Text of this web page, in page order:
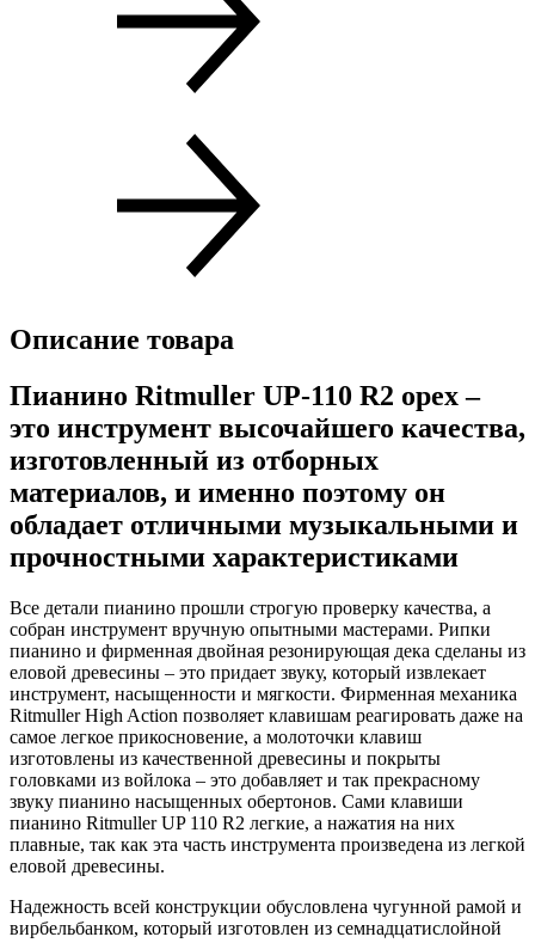
Описание товара
Пианино Ritmuller UP-110 R2 орех –
это инструмент высочайшего качества,
изготовленный из отборных
материалов, и именно поэтому он
обладает отличными музыкальными и
прочностными характеристиками
Все детали пианино прошли строгую проверку качества, а
собран инструмент вручную опытными мастерами. Рипки
пианино и фирменная двойная резонирующая дека сделаны из
еловой древесины – это придает звуку, который извлекает
инструмент, насыщенности и мягкости. Фирменная механика
Ritmuller High Action позволяет клавишам реагировать даже на
самое легкое прикосновение, а молоточки клавиш
изготовлены из качественной древесины и покрыты
головками из войлока – это добавляет и так прекрасному
звуку пианино насыщенных обертонов. Сами клавиши
пианино Ritmuller UP 110 R2 легкие, а нажатия на них
плавные, так как эта часть инструмента произведена из легкой
еловой древесины.
Надежность всей конструкции обусловлена чугунной рамой и
вирбельбанком, который изготовлен из семнадцатислойной